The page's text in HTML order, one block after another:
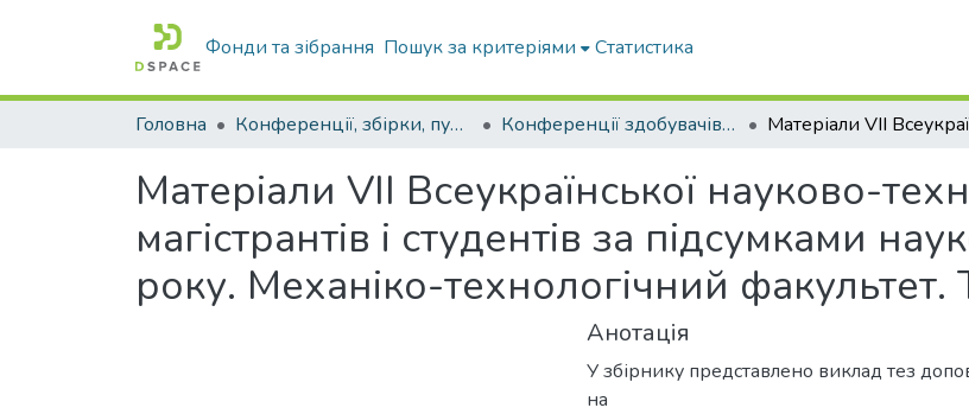
Фонди та зібрання Пошук за критеріями Статистика
Головна Конференції, збірки, публікації молодих вчених і здобувачів : магістрів, бакалаврів, аспірантів. Конференції здобувачів та молодих вчених
Матеріали VII Всеукраїнської науково-
магістрантів і студентів за підсумками
року. Механіко-технологічний факультет.
Анотація
У збірнику представлено виклад тез
на